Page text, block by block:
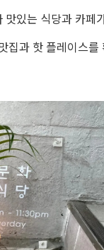
있는 식당과 카페
집과 핫 플레이스를